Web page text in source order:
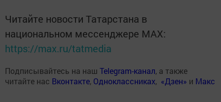
Читайте новости Татарстана в
национальном мессенджере MАХ:
https://max.ru/tatmedia
Подписывайтесь на наш Telegram-канал, а также
читайте нас Вконтакте, Одноклассниках, «Дзен» и Макс